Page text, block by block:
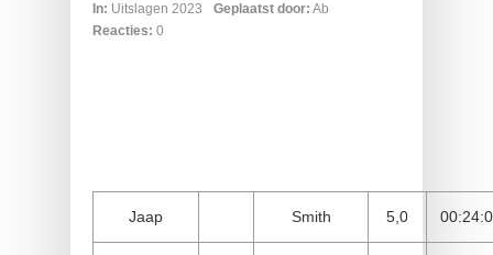
In: Uitslagen 2023 Geplaatst door: Ab
Reacties: 0
Jaap Smith 5,0